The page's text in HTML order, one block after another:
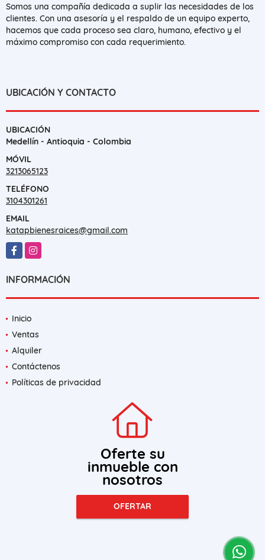
Somos una compañía dedicada a suplir las necesidades de los
clientes. Con una asesoría y el respaldo de un equipo experto,
hacemos que cada proceso sea claro, humano, efectivo y el
máximo compromiso con cada requerimiento.
UBICACIÓN Y CONTACTO
UBICACIÓN
Medellín - Antioquia - Colombia
MÓVIL
3213065123
TELÉFONO
3104301261
EMAIL
katapbienesraices@gmail.com
FacebookInstagram
INFORMACIÓN
Inicio
Ventas
Alquiler
Contáctenos
Políticas de privacidad
Oferte su
inmueble con
nosotros
OFERTAR